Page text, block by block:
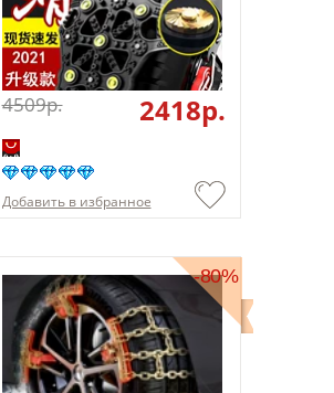
4509p. 2418p.
Добавить в избранное
-80%